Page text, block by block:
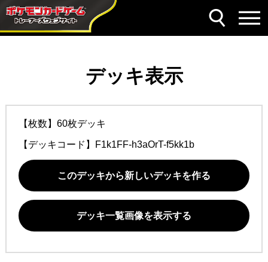
デッキ表示
【枚数】60枚デッキ
【デッキコード】 F1k1FF-h3aOrT-f5kk1b
このデッキから新しいデッキを作る
デッキ一覧画像を表示する